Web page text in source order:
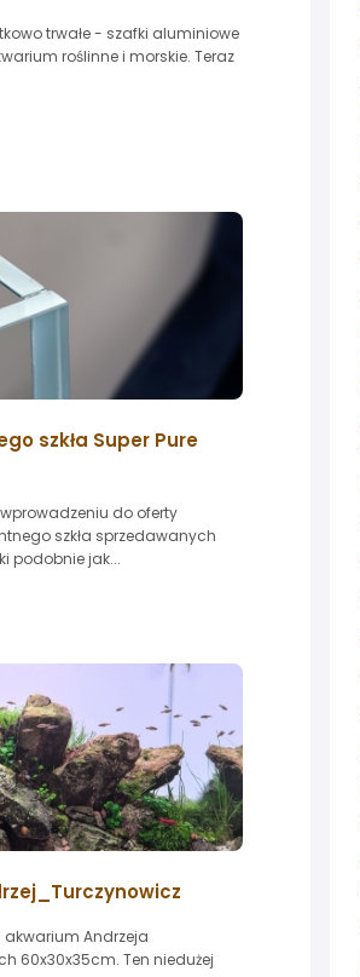
trwałe - szafki aluminiowe
roślinne i morskie. Teraz
szkła Super Pure
do oferty
szkła sprzedawanych
podobnie jak...
Andrzeja
60x30x35cm. Ten niedużej